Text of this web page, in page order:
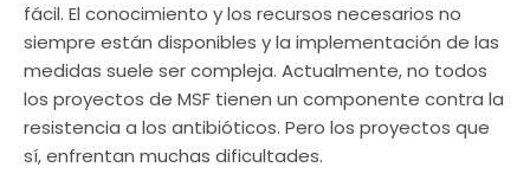
fácil. El conocimiento y los recursos necesarios no
siempre están disponibles y la implementación de las
medidas suele ser compleja. Actualmente, no todos
los proyectos de MSF tienen un componente contra la
resistencia a los antibióticos. Pero los proyectos que
sí, enfrentan muchas dificultades.